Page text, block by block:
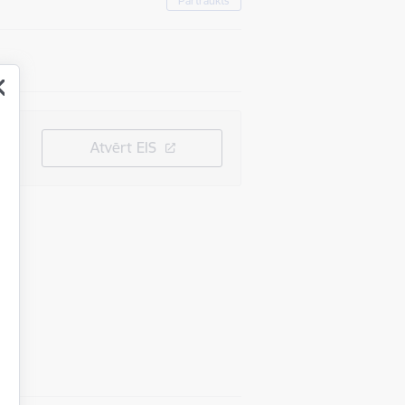
Atvērt EIS